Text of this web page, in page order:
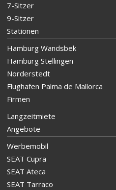
7-Sitzer
9-Sitzer
Stationen
Hamburg Wandsbek
Hamburg Stellingen
Norderstedt
Flughafen Palma de Mallorca
Firmen
Langzeitmiete
Angebote
Werbemobil
SEAT Cupra
SEAT Ateca
SEAT Tarraco